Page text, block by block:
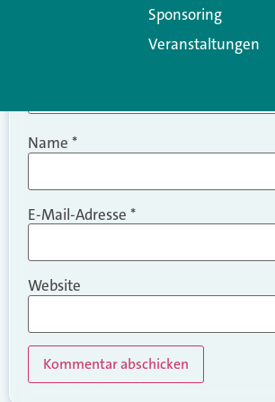
Name *
E-Mail-Adresse *
Website
Sponsoring
Veranstaltungen